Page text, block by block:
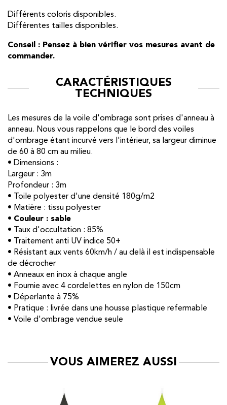
Différents coloris disponibles.
Différentes tailles disponibles.
Conseil : Pensez à bien vérifier vos mesures avant de
commander.
CARACTÉRISTIQUES
TECHNIQUES
Les mesures de la voile d'ombrage sont prises d'anneau à
anneau. Nous vous rappelons que le bord des voiles
d'ombrage étant incurvé vers l'intérieur, sa largeur diminue
de 60 à 80 cm au milieu.
• Dimensions :
Largeur : 3m
Profondeur : 3m
• Toile polyester d'une densité 180g/m2
• Matière : tissu polyester
• Couleur : sable
• Taux d'occultation : 85%
• Traitement anti UV indice 50+
• Résistant aux vents 60km/h / au delà il est indispensable
de décrocher
• Anneaux en inox à chaque angle
• Fournie avec 4 cordelettes en nylon de 150cm
• Déperlante à 75%
• Pratique : livrée dans une housse plastique refermable
• Voile d'ombrage vendue seule
VOUS AIMEREZ AUSSI